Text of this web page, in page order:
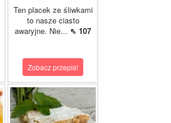
Ten placek ze śliwkami
to nasze ciasto
awaryjne. Nie... ⇖ 107
Zobacz przepis!